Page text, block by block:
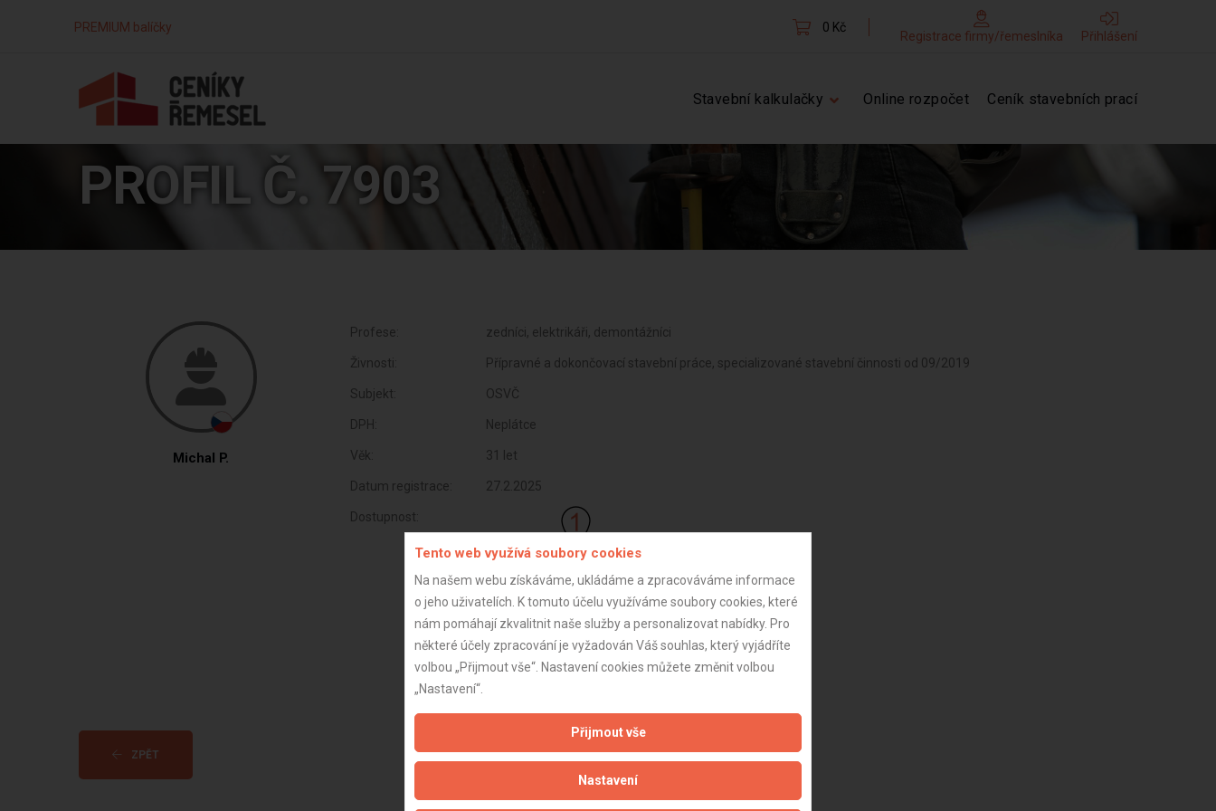
PREMIUM balíčky 0 Kč
Registrace firmy/řemeslníka Přihlášení
Stavební kalkulačky Online rozpočet Ceník stavebních prací
PROFIL Č. 7903
Michal P.
Profese: zedníci, elektrikáři, demontážníci
Živnosti: Přípravné a dokončovací stavební práce, specializované stavební činnosti od 09/2019
Subjekt: OSVČ
DPH: Neplátce
Věk: 31 let
Datum registrace: 27.2.2025
Dostupnost:
ZPĚT
Tento web využívá soubory cookies
Na našem webu získáváme, ukládáme a zpracováváme informace
o jeho uživatelích. K tomuto účelu využíváme soubory cookies, které
nám pomáhají zkvalitnit naše služby a personalizovat nabídky. Pro
některé účely zpracování je vyžadován Váš souhlas, který vyjádříte
volbou „Přijmout vše“. Nastavení cookies můžete změnit volbou
„Nastavení“.
Přijmout vše
Nastavení